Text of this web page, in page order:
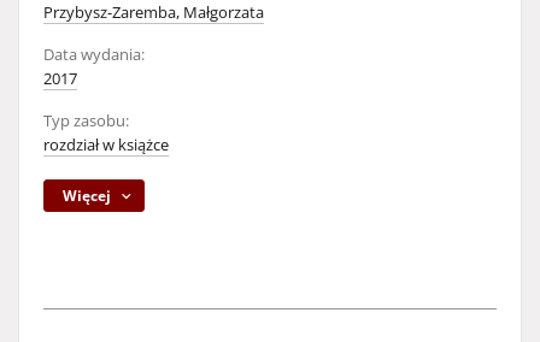
Przybysz-Zaremba, Małgorzata
Data wydania:
2017
Typ zasobu:
rozdział w książce
Więcej